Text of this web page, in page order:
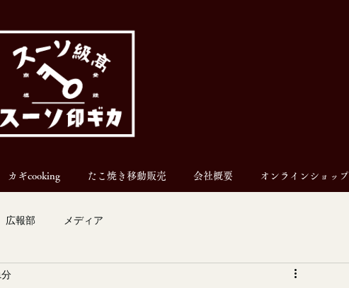
カギcooking たこ焼き移動販売 会社概要 オンラインショップ
広報部 メディア